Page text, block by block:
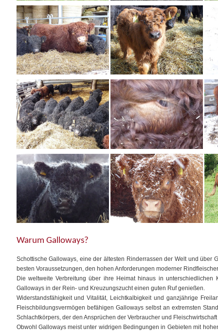
Warum Galloways?
Schottische Galloways, eine der ältesten Rinderrassen der Welt und über
besten Voraussetzungen, den hohen Anforderungen moderner
Die weltweite Verbreitung über ihre Heimat hinaus in
Galloways in der Rein- und Kreuzungszucht einen guten Ruf genießen.
Widerstandsfähigkeit und Vitalität, Leichtkalbigkeit und ganzjährige
Fleischbildungsvermögen befähigen Galloways selbst an extremsten
Schlachtkörpers, der den Ansprüchen der Verbraucher und
Obwohl Galloways meist unter widrigen Bedingungen in Gebieten mit